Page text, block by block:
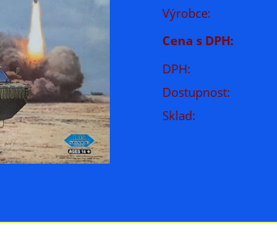
Výrobce:
Cena s DPH:
DPH:
Dostupnost:
Sklad: